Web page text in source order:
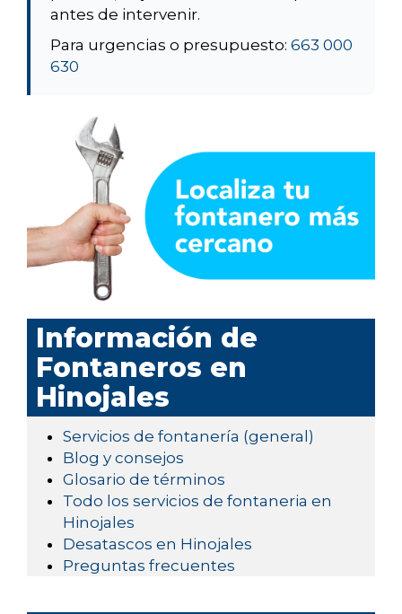
antes de intervenir.
Para urgencias o presupuesto: 663 000
630
Información de
Fontaneros en
Hinojales
Servicios de fontanería (general)
Blog y consejos
Glosario de términos
Todo los servicios de fontaneria en
Hinojales
Desatascos en Hinojales
Preguntas frecuentes